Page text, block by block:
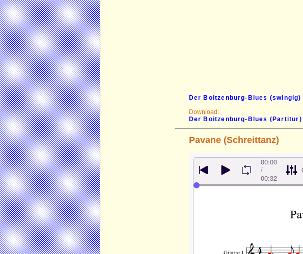
Der Boitzenburg-Blues (swingig)
Download:
Der Boitzenburg-Blues (Partitur)
Pavane (Schreittanz)